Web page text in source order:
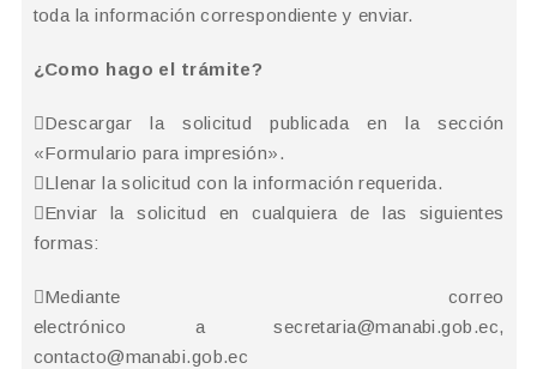
toda la información correspondiente y enviar.
¿Como hago el trámite?
Descargar la solicitud publicada en la sección
«Formulario para impresión».
Llenar la solicitud con la información requerida.
Enviar la solicitud en cualquiera de las siguientes
formas:
Mediante correo
electrónico asecretaria@manabi.gob.ec,
contacto@manabi.gob.ec